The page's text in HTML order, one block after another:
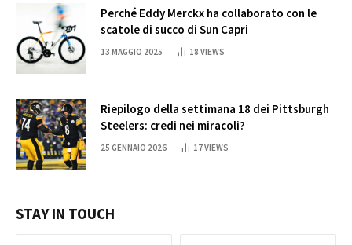
Perché Eddy Merckx ha collaborato con le
scatole di succo di Sun Capri
13 MAGGIO 2025 18 VIEWS
Riepilogo della settimana 18 dei Pittsburgh
Steelers: credi nei miracoli?
25 GENNAIO 2026 17VIEWS
STAY IN TOUCH